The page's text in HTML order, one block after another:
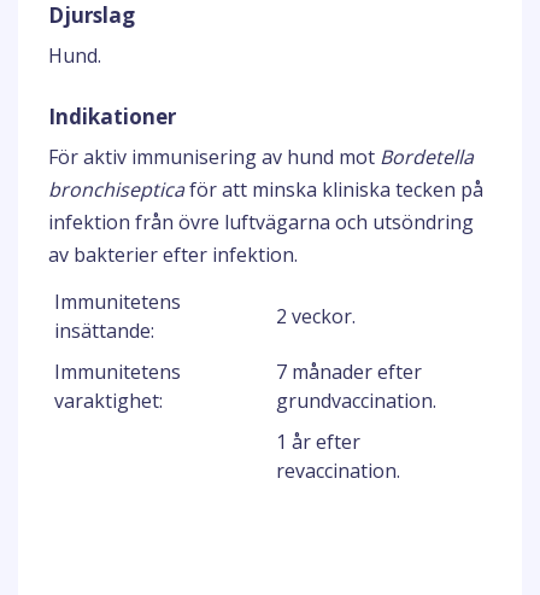
Djurslag
Hund.
Indikationer
För aktiv immunisering av hund mot Bordetella
bronchisepticaför att minska kliniska tecken på
infektion från övre luftvägarna och utsöndring
av bakterier efter infektion.
Immunitetens
insättande:
2 veckor.
Immunitetens
varaktighet:
7 månader efter
grundvaccination.
1 år efter
revaccination.